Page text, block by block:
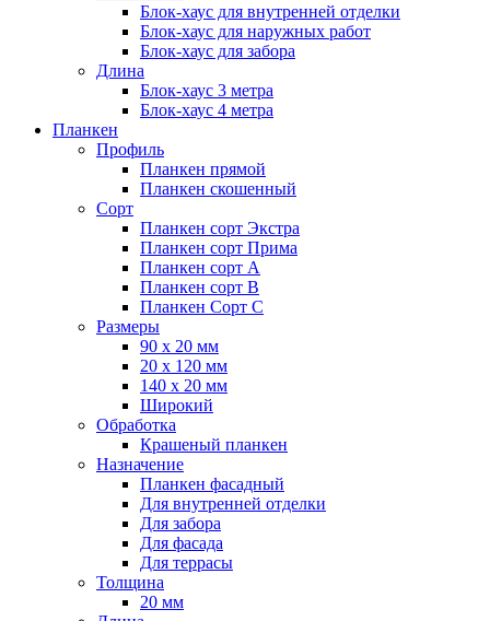
Блок-хаус для внутренней отделки
Блок-хаус для наружных работ
Блок-хаус для забора
Длина
Блок-хаус 3 метра
Блок-хаус 4 метра
Планкен
Профиль
Планкен прямой
Планкен скошенный
Сорт
Планкен сорт Экстра
Планкен сорт Прима
Планкен сорт А
Планкен сорт B
Планкен Сорт C
Размеры
90 х 20 мм
20 х 120 мм
140 х 20 мм
Широкий
Обработка
Крашеный планкен
Назначение
Планкен фасадный
Для внутренней отделки
Для забора
Для фасада
Для террасы
Толщина
20 мм